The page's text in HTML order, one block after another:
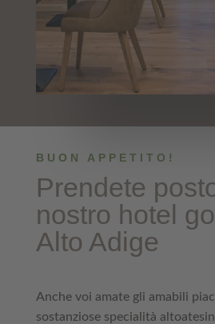
BUON APPETITO!
Prendete
nostro hotel
Alto Adige
Anche voi amate gli amabili
sostanziose specialità